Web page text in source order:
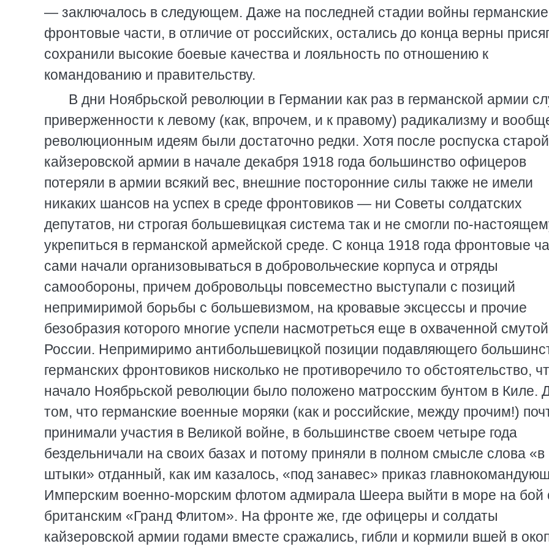
— заключалось в следующем. Даже на последней стадии войны германские
фронтовые части, в отличие от российских, остались до конца верны
сохранили высокие боевые качества и лояльность по отношению к
командованию и правительству.
В дни Ноябрьской революции в Германии как раз в германской армии
приверженности к левому (как, впрочем, и к правому) радикализму и
революционным идеям были достаточно редки. Хотя после роспуска старой
кайзеровской армии в начале декабря 1918 года большинство офицеров
потеряли в армии всякий вес, внешние посторонние силы также не имели
никаких шансов на успех в среде фронтовиков — ни Советы солдатских
депутатов, ни строгая большевицкая система так и не смогли по-
укрепиться в германской армейской среде. С конца 1918 года фронтовые
сами начали организовываться в добровольческие корпуса и отряды
самообороны, причем добровольцы повсеместно выступали с позиций
непримиримой борьбы с большевизмом, на кровавые эксцессы и прочие
безобразия которого многие успели насмотреться еще в охваченной смутой
России. Непримиримо антибольшевицкой позиции подавляющего
германских фронтовиков нисколько не противоречило то обстоятельство,
начало Ноябрьской революции было положено матросским бунтом в Киле.
том, что германские военные моряки (как и российские, между прочим!)
принимали участия в Великой войне, в большинстве своем четыре года
бездельничали на своих базах и потому приняли в полном смысле слова «в
штыки» отданный, как им казалось, «под занавес» приказ
Имперским военно-морским флотом адмирала Шеера выйти в море на бой
британским «Гранд Флитом». На фронте же, где офицеры и солдаты
кайзеровской армии годами вместе сражались, гибли и кормили вшей в